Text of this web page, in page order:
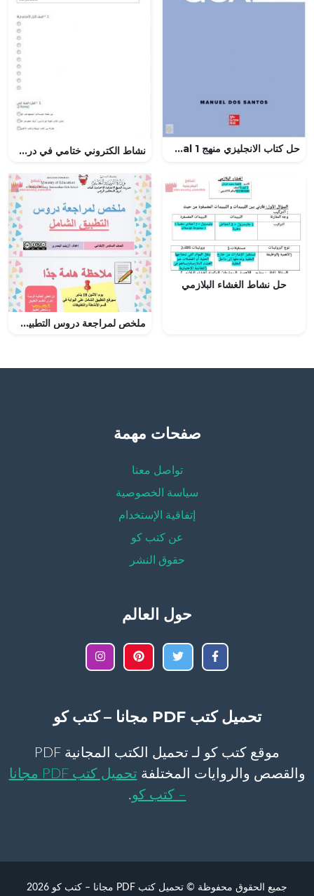
حل كتاب الانجليزي منهج SuperGoal 1 الفصل الاول – المنهاج السعودي نشاط الكتروني ختامي في درس لماذا نقرأ
حل نشاط الغشاء البلازمي
ملخص لمراجعة دروس التطبيق الشامل (لغة عربية) السادس
صفحات مهمة
تواصل معنا
سياسة الخصوصية
إتفاقية الإستخدام
عن كتب كو
حقوق النشر
حول العالم
تحميل كتب PDF مجانا – كتب كو
موقع كتب كو لـ تحميل الكتب المجانية PDF
والقصص والروايات المختلفة
تحميل كتب PDF مجانا
– كتب كو.
جميع الحقوق محفوظة © تحميل كتب PDF مجانا – كتب كو 2026